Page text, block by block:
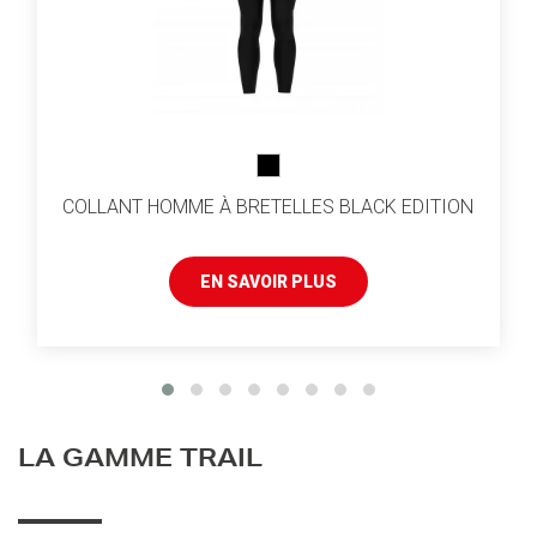
COLLANT HOMME À BRETELLES BLACK EDITION
EN SAVOIR PLUS
LA GAMME TRAIL